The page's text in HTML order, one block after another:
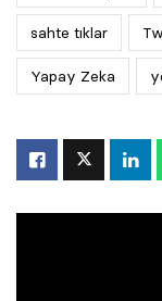
sahte tıklar
Yapay Zeka